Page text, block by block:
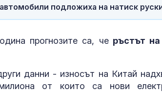
подложиха на натиск
прогнозите са, черъстът на
данни - износът на Китай
от които са нови